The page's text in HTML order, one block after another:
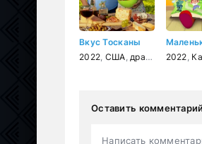
Вкус Тосканы
2022 США драма
2022
Оставить комментарий
Написать